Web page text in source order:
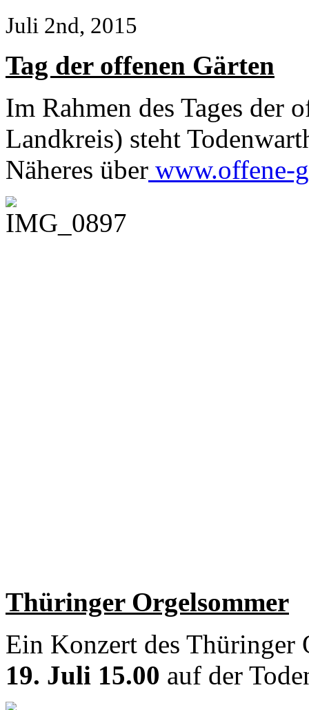
Juli 2nd, 2015
Tag der offenen Gärten
Im Rahmen des Tages der
Landkreis) steht
Näheres über www.offene-
Thüringer Orgelsommer
Ein Konzert des Thüringer
19. Juli 15.00 auf der